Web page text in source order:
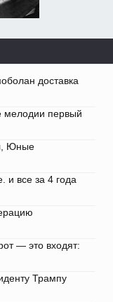
доставка
мелодии первый
Юные
и все за 4 года
— это входят:
Трампу